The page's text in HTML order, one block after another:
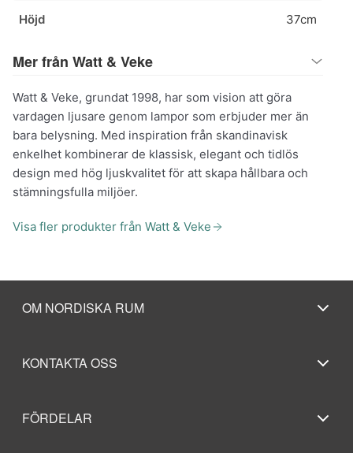
Höjd 37cm
Mer från Watt & Veke
Watt & Veke, grundat 1998, har som vision att göra
vardagen ljusare genom lampor som erbjuder mer än
bara belysning. Med inspiration från skandinavisk
enkelhet kombinerar de klassisk, elegant och tidlös
design med hög ljuskvalitet för att skapa hållbara och
stämningsfulla miljöer.
Visa fler produkter från Watt & Veke
OM NORDISKA RUM
KONTAKTA OSS
FÖRDELAR